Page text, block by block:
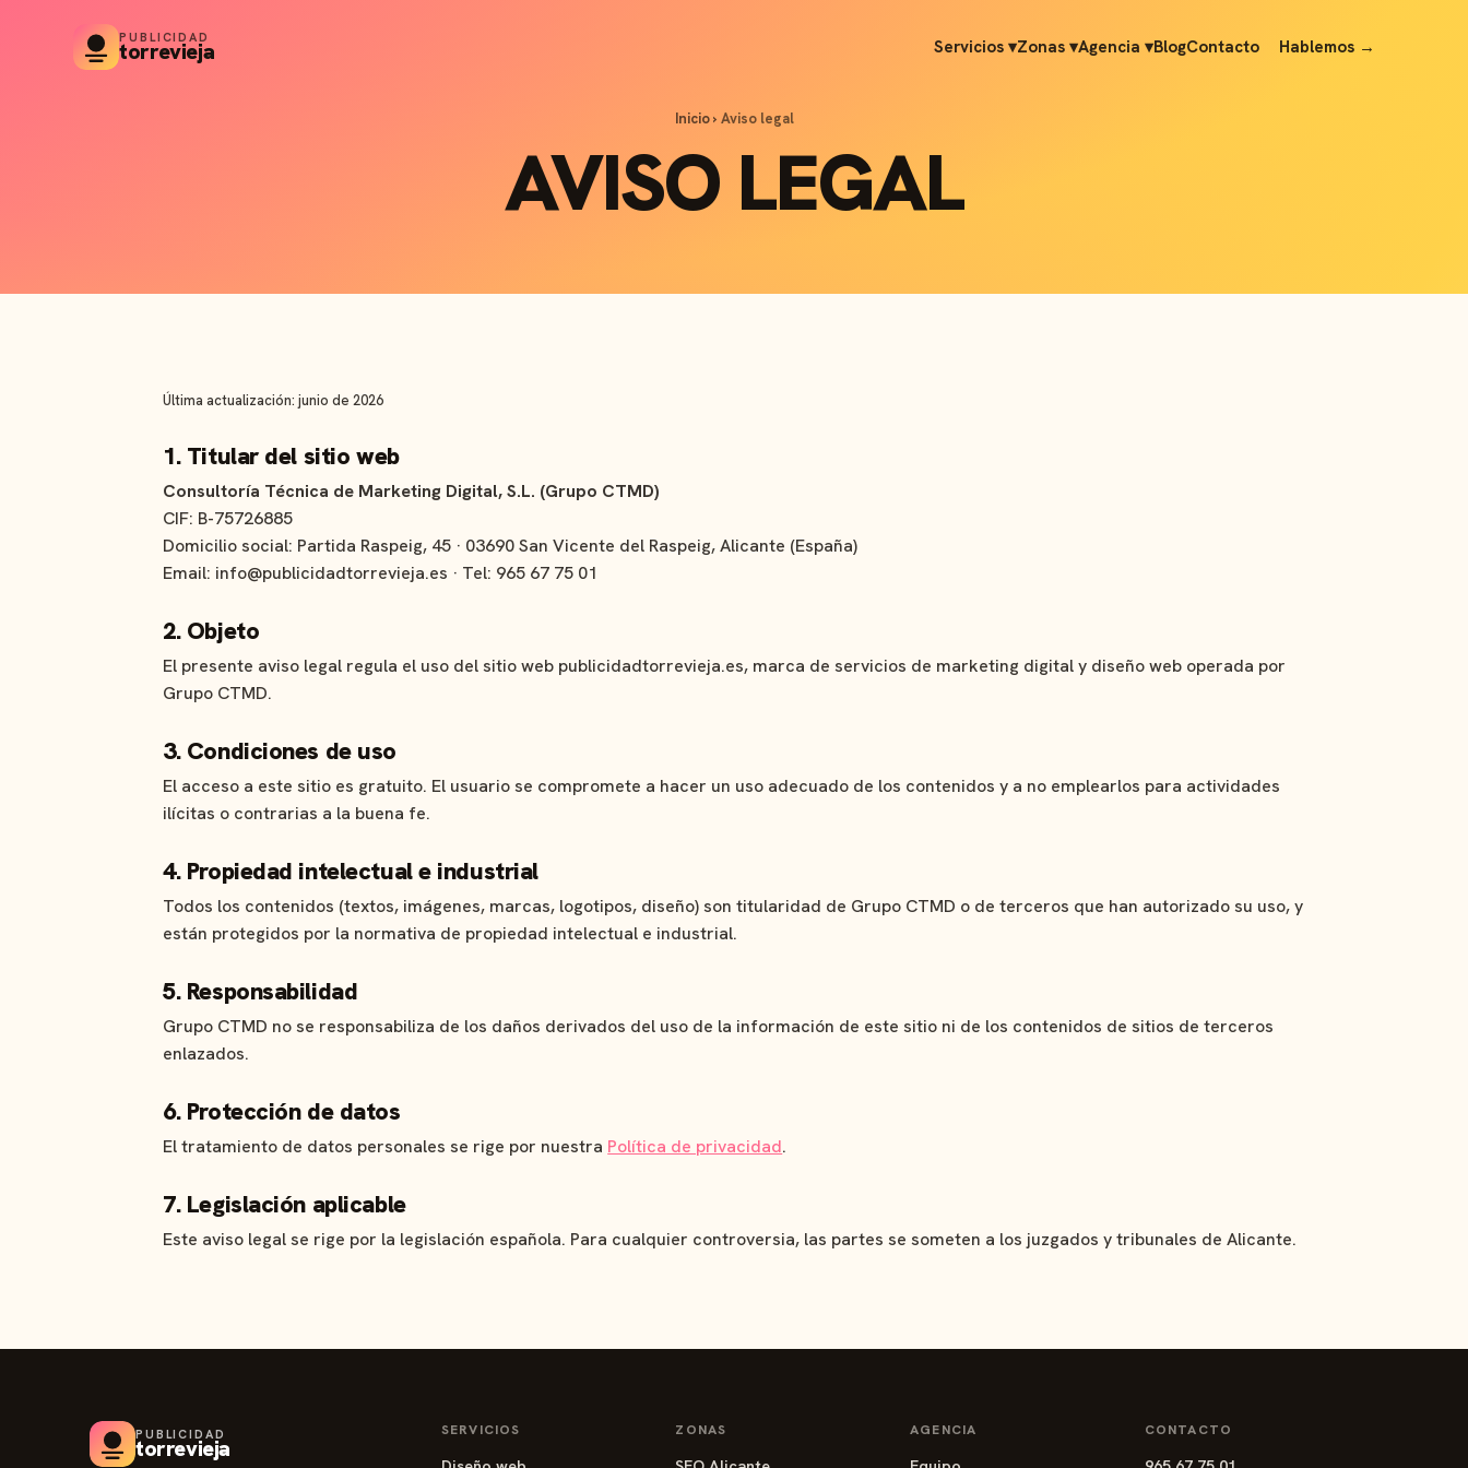
PUBLICIDAD
torrevieja Servicios ▾Zonas ▾Agencia ▾BlogContacto Hablemos →
Inicio› Aviso legal
AVISO LEGAL
Última actualización: junio de 2026
1. Titular del sitio web
Consultoría Técnica de Marketing Digital, S.L. (Grupo CTMD)
CIF: B-75726885
Domicilio social: Partida Raspeig, 45 · 03690 San Vicente del Raspeig, Alicante (España)
Email: info@publicidadtorrevieja.es · Tel: 965 67 75 01
2. Objeto
El presente aviso legal regula el uso del sitio web publicidadtorrevieja.es, marca de servicios de marketing digital y diseño web operada por
Grupo CTMD.
3. Condiciones de uso
El acceso a este sitio es gratuito. El usuario se compromete a hacer un uso adecuado de los contenidos y a no emplearlos para actividades
ilícitas o contrarias a la buena fe.
4. Propiedad intelectual e industrial
Todos los contenidos (textos, imágenes, marcas, logotipos, diseño) son titularidad de Grupo CTMD o de terceros que han autorizado su uso, y
están protegidos por la normativa de propiedad intelectual e industrial.
5. Responsabilidad
Grupo CTMD no se responsabiliza de los daños derivados del uso de la información de este sitio ni de los contenidos de sitios de terceros
enlazados.
6. Protección de datos
El tratamiento de datos personales se rige por nuestra Política de privacidad.
7. Legislación aplicable
Este aviso legal se rige por la legislación española. Para cualquier controversia, las partes se someten a los juzgados y tribunales de Alicante.
PUBLICIDAD
torrevieja
SERVICIOS ZONAS AGENCIA CONTACTO